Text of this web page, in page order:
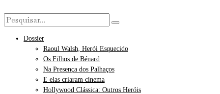
Dossier
Raoul Walsh, Herói Esquecido
Os Filhos de Bénard
Na Presença dos Palhaços
E elas criaram cinema
Hollywood Clássica: Outros Heróis